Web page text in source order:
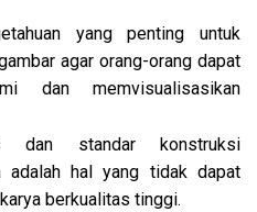
yang penting untuk
agar orang-orang dapat
dan memvisualisasikan
dan standar konstruksi
adalah hal yang tidak dapat
berkualitas tinggi.